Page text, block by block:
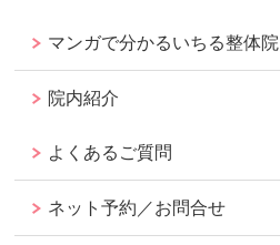
マンガで分かるいちる整体院
院内紹介
よくあるご質問
ネット予約／お問合せ